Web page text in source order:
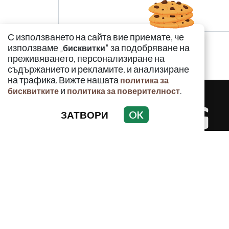
С използването на сайта вие приемате, че
използваме „бисквитки" за подобряване на
преживяването, персонализиране на
съдържанието и рекламите, и анализиране
на трафика. Вижте нашата политика за
бисквитките и политика за поверителност.
ЗАТВОРИ OK